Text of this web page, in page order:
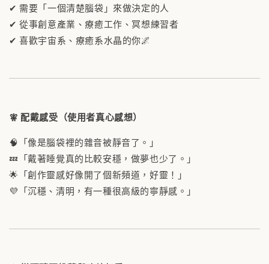
✔ 需要「一個清楚腦袋」來做決定的人
✔ 從事創意產業、療癒工作、冥想練習者
✔ 喜歡宇宙系、療癒系水晶的你🌌
🧚配戴感受（使用者真心感想）
🧠「像是腦袋裡的雜音被靜音了。」
💤「戴著睡覺真的比較安穩，做夢也少了。」
🌟「創作靈感好像開了個新頻道，好靈！」
💜「沉穩、清明，有一種很高級的寧靜感。」